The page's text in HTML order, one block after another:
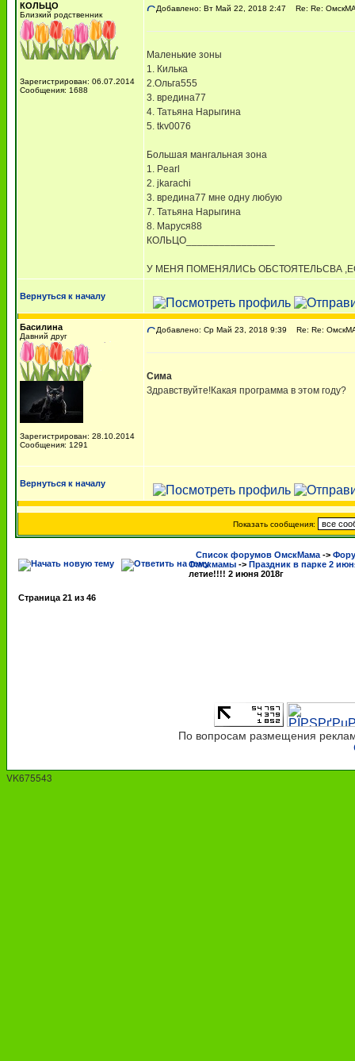
КОЛЬЦО
Близкий родственник
Зарегистрирован: 06.07.2014
Сообщения: 1688
Добавлено: Вт Май 22, 2018 2:47 Re: Re:
Маленькие зоны
1. Килька
2.Ольга555
3. вредина77
4. Татьяна Нарыгина
5. tkv0076
Большая мангальная зона
1. Pearl
2. jkarachi
3. вредина77 мне одну любую
7. Татьяна Нарыгина
8. Маруся88
КОЛЬЦО________________
У МЕНЯ ПОМЕНЯЛИСЬ ОБСТОЯТЕЛЬСВА
Вернуться к началу
Басилина
Давний друг
Зарегистрирован: 28.10.2014
Сообщения: 1291
Добавлено: Ср Май 23, 2018 9:39 Re: Re:
Сима
Здравствуйте!Какая программа в этом году?
Вернуться к началу
Показать сообщения:
Список форумов ОмскМама ->
Омскмамы -> Праздник в парке 2
летие!!!! 2 июня 2018г
Страница 21 из 46
По вопросам размещения
VK675543